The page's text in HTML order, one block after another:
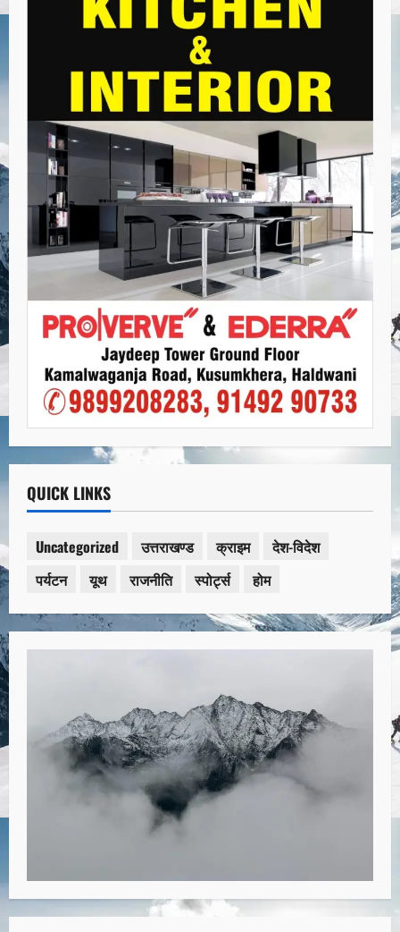
QUICK LINKS
Uncategorized उत्तराखण्ड क्राइम
देश-विदेश
पर्यटन
यूथ राजनीति स्पोर्ट्स होम